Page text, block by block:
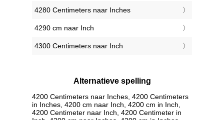
4280 Centimeters naar Inches
4290 cm naar Inch
4300 Centimeters naar Inch
Alternatieve spelling
4200 Centimeters naar Inches, 4200 Centimeters
in Inches, 4200 cm naar Inch, 4200 cm in Inch,
4200 Centimeter naar Inch, 4200 Centimeter in